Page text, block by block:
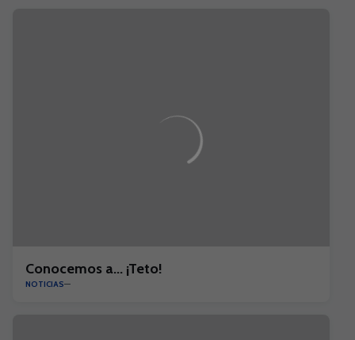
Conocemos a... ¡Teto!
NOTICIAS